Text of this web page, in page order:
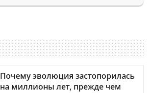
Почему эволюция застопорилась
на миллионы лет, прежде чем